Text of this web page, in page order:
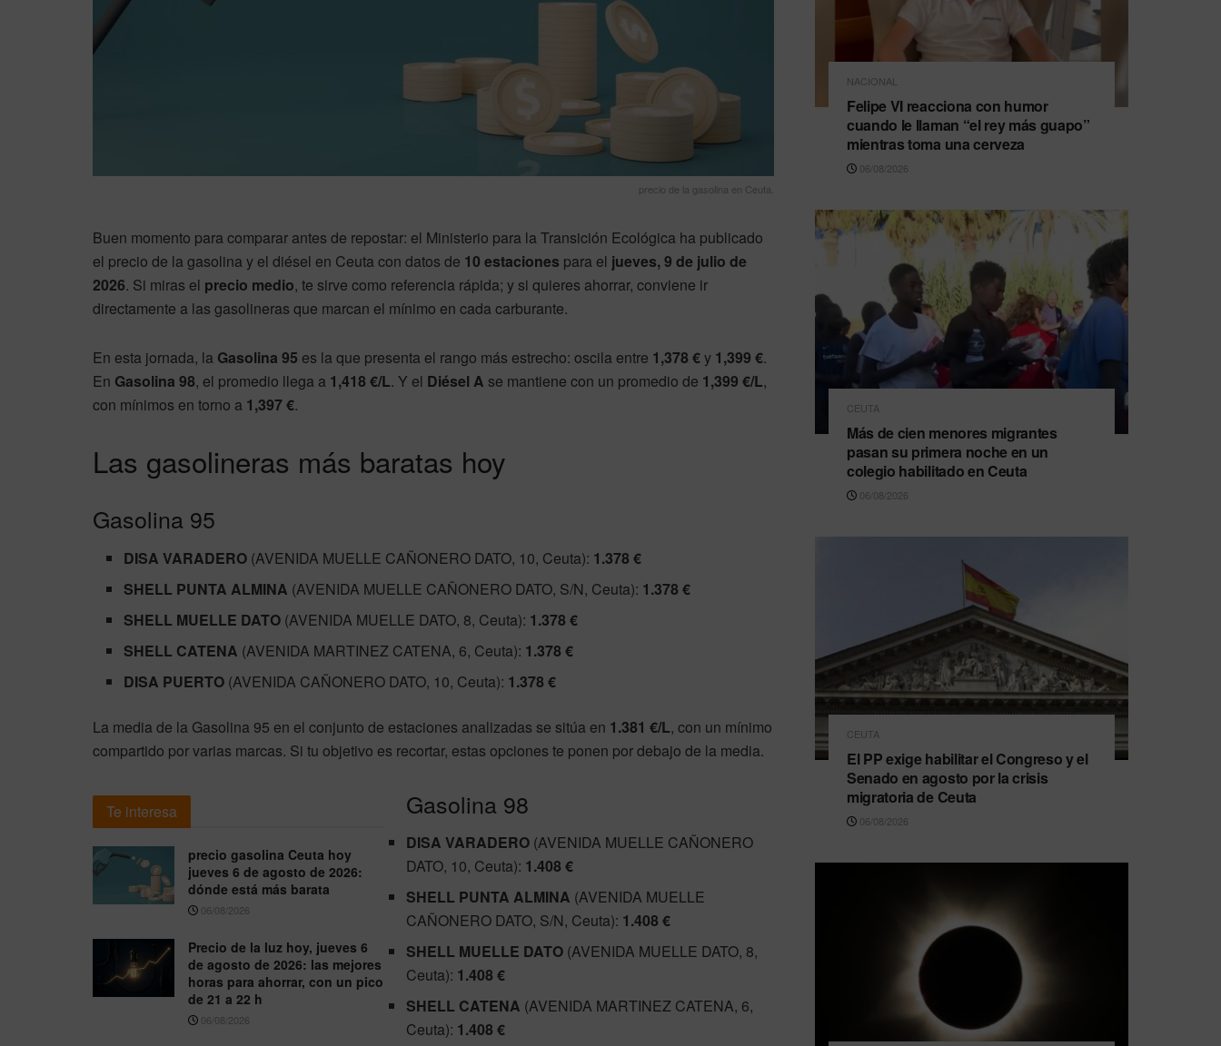
precio de la gasolina en Ceuta.
Buen momento para comparar antes de repostar: el Ministerio para la Transición Ecológica ha publicado
el precio de la gasolina y el diésel en Ceuta con datos de 10 estaciones para el jueves, 9 de julio de
2026. Si miras el precio medio, te sirve como referencia rápida; y si quieres ahorrar, conviene ir
directamente a las gasolineras que marcan el mínimo en cada carburante.
En esta jornada, la Gasolina 95 es la que presenta el rango más estrecho: oscila entre 1,378 €y 1,399 €.
En Gasolina 98, el promedio llega a 1,418 €/L. Y el Diésel A se mantiene con un promedio de 1,399 €/L,
con mínimos en torno a 1,397 €.
Las gasolineras más baratas hoy
Gasolina 95
DISA VARADERO (AVENIDA MUELLE CAÑONERO DATO, 10, Ceuta): 1.378 €
SHELL PUNTA ALMINA (AVENIDA MUELLE CAÑONERO DATO, S/N, Ceuta): 1.378 €
SHELL MUELLE DATO (AVENIDA MUELLE DATO, 8, Ceuta): 1.378 €
SHELL CATENA (AVENIDA MARTINEZ CATENA, 6, Ceuta): 1.378 €
DISA PUERTO (AVENIDA CAÑONERO DATO, 10, Ceuta): 1.378 €
La media de la Gasolina 95 en el conjunto de estaciones analizadas se sitúa en 1.381 €/L, con un mínimo
compartido por varias marcas. Si tu objetivo es recortar, estas opciones te ponen por debajo de la media.
Te interesa
precio gasolina Ceuta hoy
jueves 6 de agosto de 2026:
dónde está más barata
06/08/2026
Precio de la luz hoy, jueves 6
de agosto de 2026: las mejores
horas para ahorrar, con un pico
de 21 a 22 h
06/08/2026
Gasolina 98
DISA VARADERO (AVENIDA MUELLE CAÑONERO
DATO, 10, Ceuta): 1.408 €
SHELL PUNTA ALMINA (AVENIDA MUELLE
CAÑONERO DATO, S/N, Ceuta): 1.408 €
SHELL MUELLE DATO (AVENIDA MUELLE DATO, 8,
Ceuta): 1.408 €
SHELL CATENA (AVENIDA MARTINEZ CATENA, 6,
Ceuta): 1.408 €
NACIONAL
Felipe VI reacciona con humor
cuando le llaman “el rey más guapo”
mientras toma una cerveza
06/08/2026
CEUTA
Más de cien menores migrantes
pasan su primera noche en un
colegio habilitado en Ceuta
06/08/2026
CEUTA
El PP exige habilitar el Congreso y el
Senado en agosto por la crisis
migratoria de Ceuta
06/08/2026